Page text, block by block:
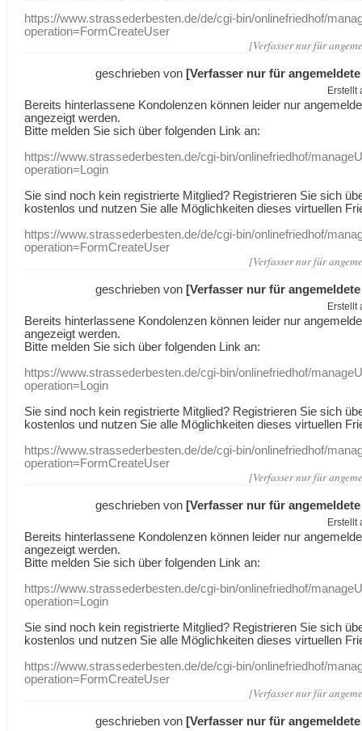
https://www.strassederbesten.de/de/cgi-bin/onlinefriedhof/
operation=FormCreateUser
[Verfasser nur für
geschrieben von [Verfasser nur für
Erstellt
Bereits hinterlassene Kondolenzen können leider nur
angezeigt werden.
Bitte melden Sie sich über folgenden Link an:
https://www.strassederbesten.de/cgi-bin/onlinefriedhof/
operation=Login
Sie sind noch kein registrierte Mitglied? Registrieren Sie sich
kostenlos und nutzen Sie alle Möglichkeiten dieses virtuellen
https://www.strassederbesten.de/de/cgi-bin/onlinefriedhof/
operation=FormCreateUser
[Verfasser nur für
geschrieben von [Verfasser nur für
Erstellt
Bereits hinterlassene Kondolenzen können leider nur
angezeigt werden.
Bitte melden Sie sich über folgenden Link an:
https://www.strassederbesten.de/cgi-bin/onlinefriedhof/
operation=Login
Sie sind noch kein registrierte Mitglied? Registrieren Sie sich
kostenlos und nutzen Sie alle Möglichkeiten dieses virtuellen
https://www.strassederbesten.de/de/cgi-bin/onlinefriedhof/
operation=FormCreateUser
[Verfasser nur für
geschrieben von [Verfasser nur für
Erstellt
Bereits hinterlassene Kondolenzen können leider nur
angezeigt werden.
Bitte melden Sie sich über folgenden Link an:
https://www.strassederbesten.de/cgi-bin/onlinefriedhof/
operation=Login
Sie sind noch kein registrierte Mitglied? Registrieren Sie sich
kostenlos und nutzen Sie alle Möglichkeiten dieses virtuellen
https://www.strassederbesten.de/de/cgi-bin/onlinefriedhof/
operation=FormCreateUser
[Verfasser nur für
geschrieben von [Verfasser nur für